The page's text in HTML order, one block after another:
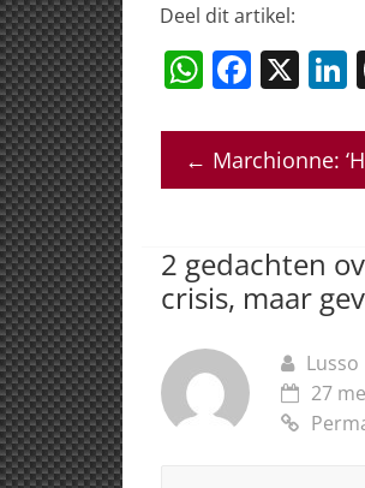
Deel dit artikel:
W
at
s
p
p
F
c
e
o
o
X
← Marchionne:
2 gedachten
crisis, maar
Lusso
27